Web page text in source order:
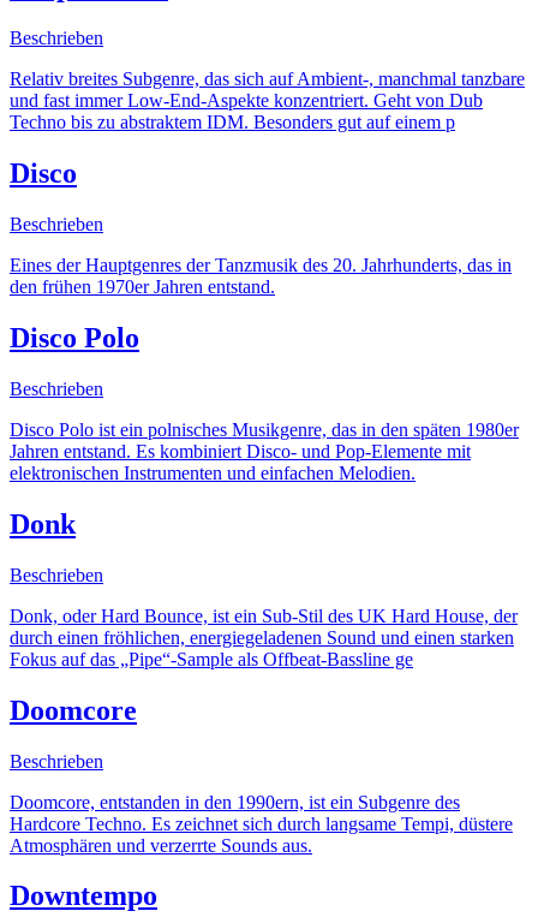
Beschrieben
Relativ breites Subgenre, das sich auf Ambient-, manchmal tanzbare
und fast immer Low-End-Aspekte konzentriert. Geht von Dub
Techno bis zu abstraktem IDM. Besonders gut auf einem p
Disco
Beschrieben
Eines der Hauptgenres der Tanzmusik des 20. Jahrhunderts, das in
den frühen 1970er Jahren entstand.
Disco Polo
Beschrieben
Disco Polo ist ein polnisches Musikgenre, das in den späten 1980er
Jahren entstand. Es kombiniert Disco- und Pop-Elemente mit
elektronischen Instrumenten und einfachen Melodien.
Donk
Beschrieben
Donk, oder Hard Bounce, ist ein Sub-Stil des UK Hard House, der
durch einen fröhlichen, energiegeladenen Sound und einen starken
Fokus auf das „Pipe“-Sample als Offbeat-Bassline ge
Doomcore
Beschrieben
Doomcore, entstanden in den 1990ern, ist ein Subgenre des
Hardcore Techno. Es zeichnet sich durch langsame Tempi, düstere
Atmosphären und verzerrte Sounds aus.
Downtempo